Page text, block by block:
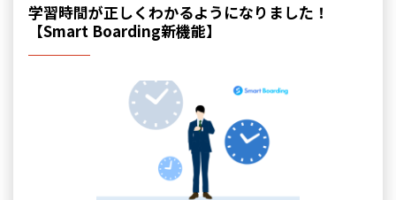
学習時間が正しくわかるようになりました！
【Smart Boarding新機能】